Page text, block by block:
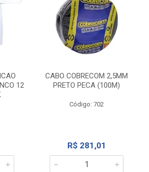
12
CABO COBRECOM 2,5MM
PRETO PECA (100M)
Código: 702
R$ 281,01